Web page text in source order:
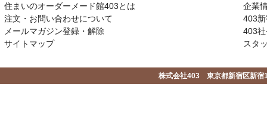
住まいのオーダーメード館403とは
注文・お問い合わせについて
メールマガジン登録・解除
サイトマップ
企業
403
403
スタ
株式会社403 東京都新宿区新